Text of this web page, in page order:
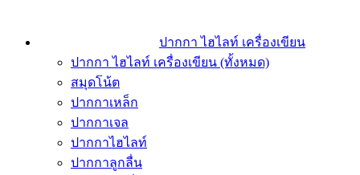
ปากกา ไฮไลท์ เครื่องเขียน
ปากกา ไฮไลท์ เครื่องเขียน (ทั้งหมด)
สมุดโน้ต
ปากกาเหล็ก
ปากกาเจล
ปากกาไฮไลท์
ปากกาลูกลื่น